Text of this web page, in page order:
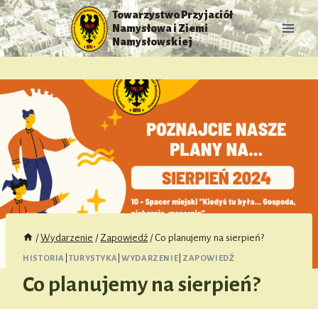
Przejdź
do
treści
Towarzystwo Przyjaciół
Namysłowa i Ziemi
Namysłowskiej
/ Wydarzenie / Zapowiedź / Co planujemy na sierpień?
HISTORIA TURYSTYKA WYDARZENIE ZAPOWIEDŹ
Co planujemy na sierpień?